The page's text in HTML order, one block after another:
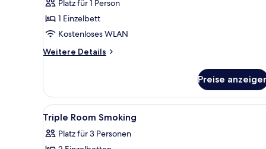
für
Standard
Single
Room
Platz für 1 Person
1 Einzelbett
Kostenloses WLAN
Weitere Details
Weitere
Single
Room
Smoking
Preise
Alle
Fotos
für
Ein Hotelzimmer mit zwei
1
Triple Room Smoking
Platz für 3 Personen